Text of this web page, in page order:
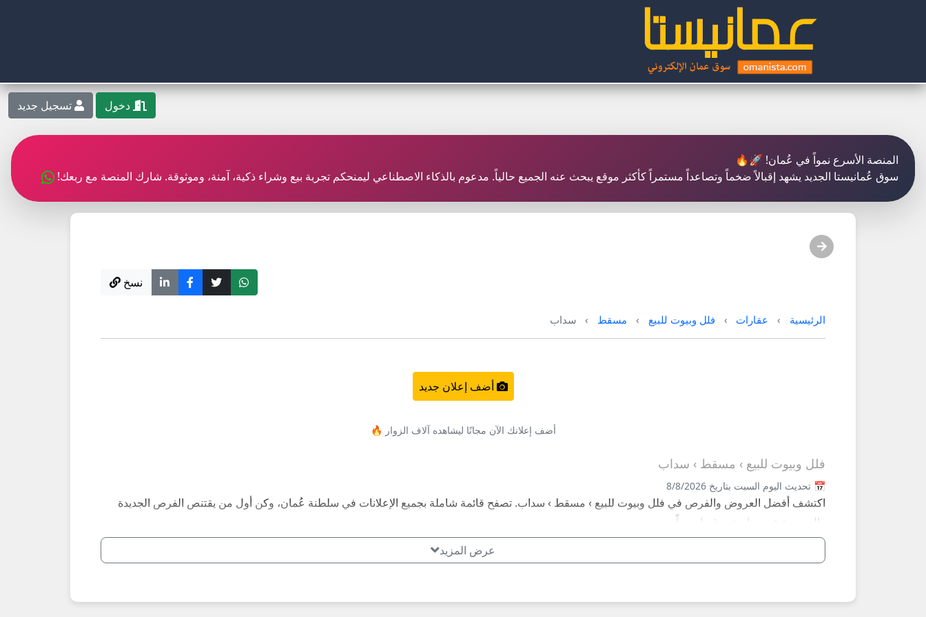
دخول تسجيل جديد
المنصة الأسرع نمواً في عُمان! 🚀🔥
سوق عُمانيستا الجديد يشهد إقبالاً ضخماً وتصاعداً مستمراً كأكثر موقع يبحث عنه الجميع حالياً. مدعوم بالذكاء الاصطناعي ليمنحكم تجربة بيع وشراء ذكية، آمنة، وموثوقة. شارك المنصة مع ربعك!
نسخ
الرئيسية عقارات فلل وبيوت للبيع مسقط سداب
أضف إعلان جديد
أضف إعلانك الآن مجانًا ليشاهده آلاف الزوار 🔥
فلل وبيوت للبيع › مسقط › سداب
📅 تحديث اليوم السبت بتاريخ 8/8/2026
اكتشف أفضل العروض والفرص في فلل وبيوت للبيع › مسقط › سداب. تصفح قائمة شاملة بجميع الإعلانات في سلطنة عُمان، وكن أول من يقتنص الفرص الجديدة
والحصرية عبر متابعة موقعنا يومياً.
عرض المزيد